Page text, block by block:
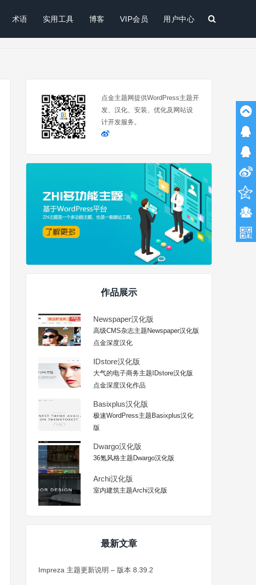
术语 实用工具 博客 VIP会员 用户中心
点金主题网提供WordPress主题开
发、汉化、安装、优化及网站设
计开发服务。
作品展示
Newspaper汉化版
高级CMS杂志主题Newspaper汉化版
点金深度汉化
IDstore汉化版
大气的电子商务主题IDstore汉化版
点金深度汉化作品
Basixplus汉化版
极速WordPress主题Basixplus汉化
版
Dwargo汉化版
36氪风格主题Dwargo汉化版
Archi汉化版
室内建筑主题Archi汉化版
最新文章
Impreza 主题更新说明 – 版本 8.39.2